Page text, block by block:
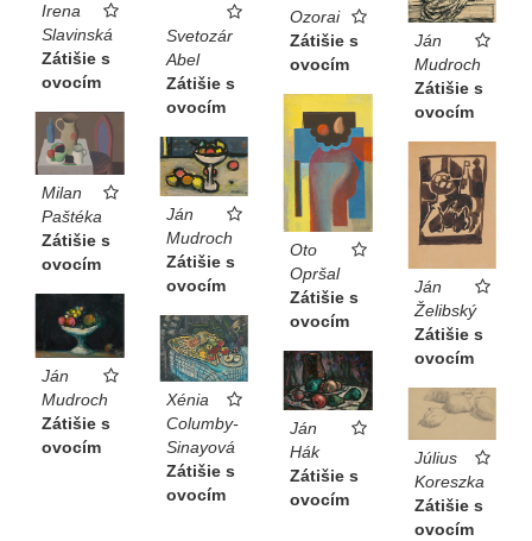
Irena
Slavinská
Zátišie s
ovocím
Svetozár
Abel
Zátišie s
ovocím
Ozorai
Zátišie s
ovocím
Ján
Mudroch
Zátišie s
ovocím
Oto
Opršal
Zátišie s
ovocím
Milan
Paštéka
Zátišie s
ovocím
Ján
Mudroch
Zátišie s
ovocím
Ján
Želibský
Zátišie s
ovocím
Ján
Mudroch
Zátišie s
ovocím
Xénia
Columby-
Sinayová
Zátišie s
ovocím
Ján
Hák
Zátišie s
ovocím
Július
Koreszka
Zátišie s
ovocím